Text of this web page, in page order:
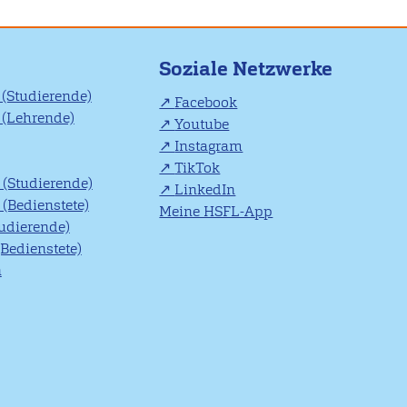
Soziale Netzwerke
Facebook
Youtube
Instagram
TikTok
LinkedIn
Meine HSFL-App